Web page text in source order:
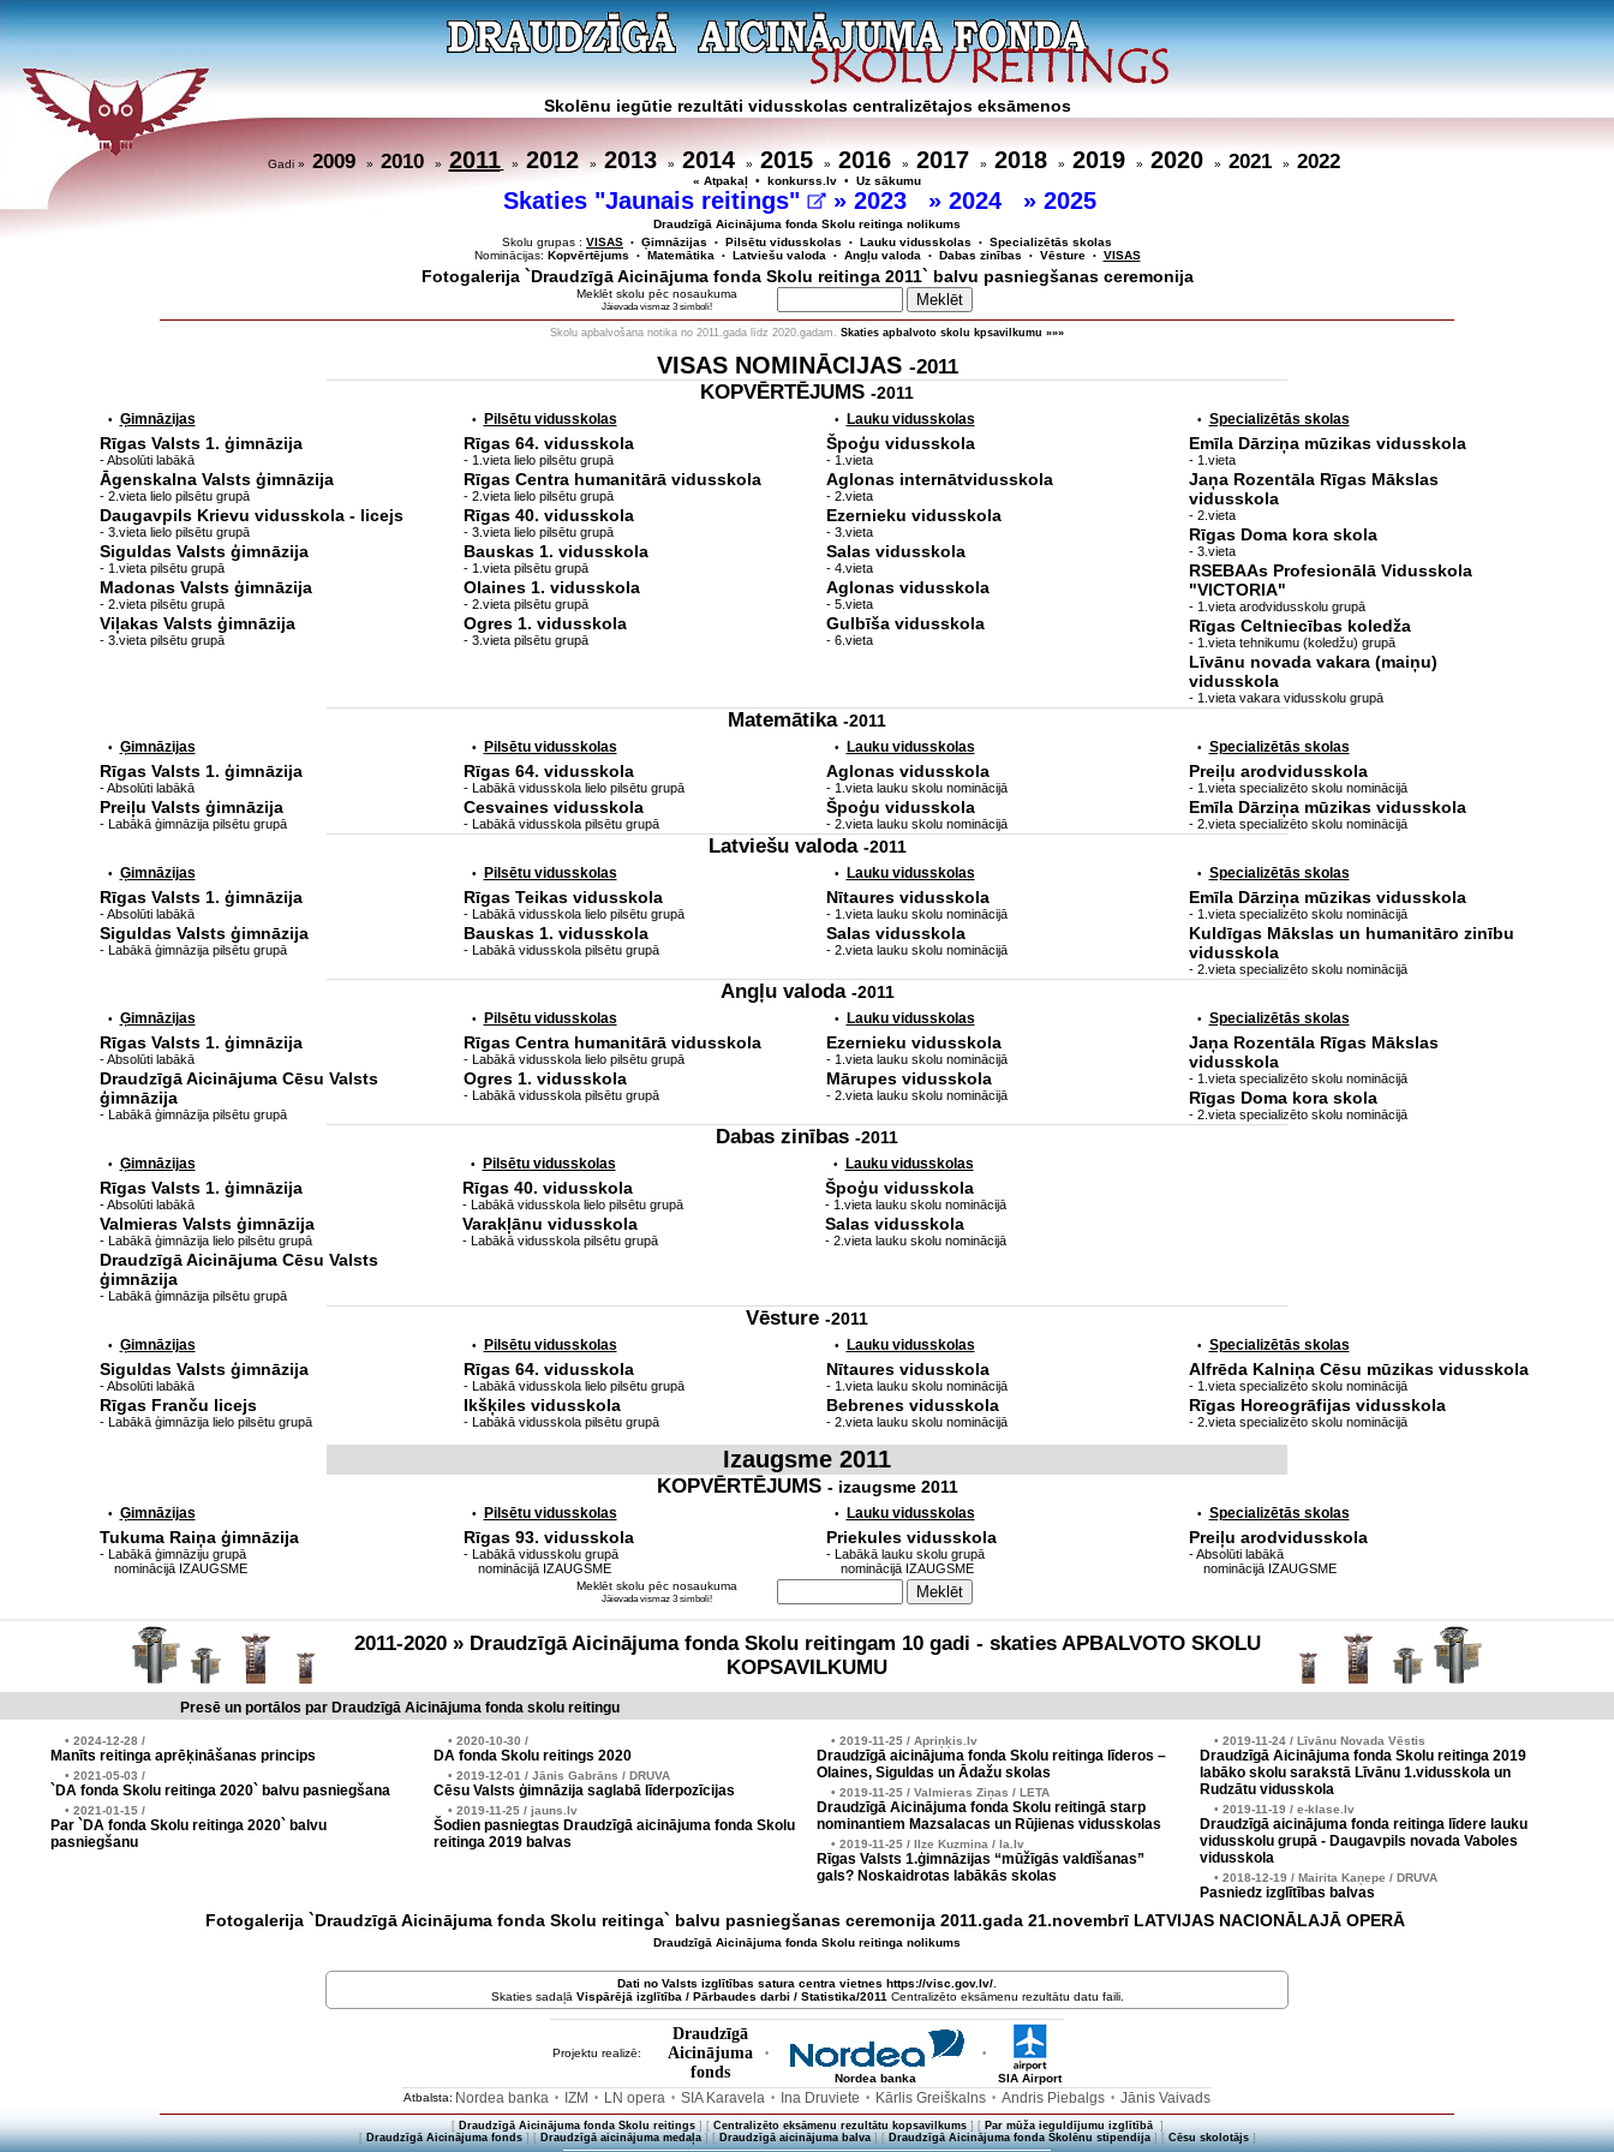
Skolēnu iegūtie rezultāti vidusskolas centralizētajos eksāmenos
Gadi » 2009 » 2010 » 2011 » 2012 » 2013 » 2014 » 2015 » 2016 » 2017 » 2018 » 2019 » 2020 » 2021 » 2022
« Atpakaļ • konkurss.lv • Uz sākumu
Skaties "Jaunais reitings" » 2023 » 2024 » 2025
Draudzīgā Aicinājuma fonda Skolu reitinga nolikums
Skolu grupas : VISAS • Ģimnāzijas • Pilsētu vidusskolas • Lauku vidusskolas • Specializētās skolas
Nominācijas: Kopvērtējums • Matemātika • Latviešu valoda • Angļu valoda • Dabas zinības • Vēsture • VISAS
Fotogalerija `Draudzīgā Aicinājuma fonda Skolu reitinga 2011` balvu pasniegšanas ceremonija
Meklēt skolu pēc nosaukuma
Jāievada vismaz 3 simboli!
Skolu apbalvošana notika no 2011.gada līdz 2020.gadam. Skaties apbalvoto skolu kpsavilkumu »»»
VISAS NOMINĀCIJAS -2011
KOPVĒRTĒJUMS -2011
• Ģimnāzijas
Rīgas Valsts 1. ģimnāzija
- Absolūti labākā
Āgenskalna Valsts ģimnāzija
- 2.vieta lielo pilsētu grupā
Daugavpils Krievu vidusskola - licejs
- 3.vieta lielo pilsētu grupā
Siguldas Valsts ģimnāzija
- 1.vieta pilsētu grupā
Madonas Valsts ģimnāzija
- 2.vieta pilsētu grupā
Viļakas Valsts ģimnāzija
- 3.vieta pilsētu grupā
• Pilsētu vidusskolas
Rīgas 64. vidusskola
- 1.vieta lielo pilsētu grupā
Rīgas Centra humanitārā vidusskola
- 2.vieta lielo pilsētu grupā
Rīgas 40. vidusskola
- 3.vieta lielo pilsētu grupā
Bauskas 1. vidusskola
- 1.vieta pilsētu grupā
Olaines 1. vidusskola
- 2.vieta pilsētu grupā
Ogres 1. vidusskola
- 3.vieta pilsētu grupā
• Lauku vidusskolas
Špoģu vidusskola
- 1.vieta
Aglonas internātvidusskola
- 2.vieta
Ezernieku vidusskola
- 3.vieta
Salas vidusskola
- 4.vieta
Aglonas vidusskola
- 5.vieta
Gulbīša vidusskola
- 6.vieta
• Specializētās skolas
Emīla Dārziņa mūzikas vidusskola
- 1.vieta
Jaņa Rozentāla Rīgas Mākslas
vidusskola
- 2.vieta
Rīgas Doma kora skola
- 3.vieta
RSEBAAs Profesionālā Vidusskola
"VICTORIA"
- 1.vieta arodvidusskolu grupā
Rīgas Celtniecības koledža
- 1.vieta tehnikumu (koledžu) grupā
Līvānu novada vakara (maiņu)
vidusskola
- 1.vieta vakara vidusskolu grupā
Matemātika -2011
• Ģimnāzijas
Rīgas Valsts 1. ģimnāzija
- Absolūti labākā
Preiļu Valsts ģimnāzija
- Labākā ģimnāzija pilsētu grupā
• Pilsētu vidusskolas
Rīgas 64. vidusskola
- Labākā vidusskola lielo pilsētu grupā
Cesvaines vidusskola
- Labākā vidusskola pilsētu grupā
• Lauku vidusskolas
Aglonas vidusskola
- 1.vieta lauku skolu nominācijā
Špoģu vidusskola
- 2.vieta lauku skolu nominācijā
• Specializētās skolas
Preiļu arodvidusskola
- 1.vieta specializēto skolu nominācijā
Emīla Dārziņa mūzikas vidusskola
- 2.vieta specializēto skolu nominācijā
Latviešu valoda -2011
• Ģimnāzijas
Rīgas Valsts 1. ģimnāzija
- Absolūti labākā
Siguldas Valsts ģimnāzija
- Labākā ģimnāzija pilsētu grupā
• Pilsētu vidusskolas
Rīgas Teikas vidusskola
- Labākā vidusskola lielo pilsētu grupā
Bauskas 1. vidusskola
- Labākā vidusskola pilsētu grupā
• Lauku vidusskolas
Nītaures vidusskola
- 1.vieta lauku skolu nominācijā
Salas vidusskola
- 2.vieta lauku skolu nominācijā
• Specializētās skolas
Emīla Dārziņa mūzikas vidusskola
- 1.vieta specializēto skolu nominācijā
Kuldīgas Mākslas un humanitāro zinību
vidusskola
- 2.vieta specializēto skolu nominācijā
Angļu valoda -2011
• Ģimnāzijas
Rīgas Valsts 1. ģimnāzija
- Absolūti labākā
Draudzīgā Aicinājuma Cēsu Valsts
ģimnāzija
- Labākā ģimnāzija pilsētu grupā
• Pilsētu vidusskolas
Rīgas Centra humanitārā vidusskola
- Labākā vidusskola lielo pilsētu grupā
Ogres 1. vidusskola
- Labākā vidusskola pilsētu grupā
• Lauku vidusskolas
Ezernieku vidusskola
- 1.vieta lauku skolu nominācijā
Mārupes vidusskola
- 2.vieta lauku skolu nominācijā
• Specializētās skolas
Jaņa Rozentāla Rīgas Mākslas
vidusskola
- 1.vieta specializēto skolu nominācijā
Rīgas Doma kora skola
- 2.vieta specializēto skolu nominācijā
Dabas zinības -2011
• Ģimnāzijas
Rīgas Valsts 1. ģimnāzija
- Absolūti labākā
Valmieras Valsts ģimnāzija
- Labākā ģimnāzija lielo pilsētu grupā
Draudzīgā Aicinājuma Cēsu Valsts
ģimnāzija
- Labākā ģimnāzija pilsētu grupā
• Pilsētu vidusskolas
Rīgas 40. vidusskola
- Labākā vidusskola lielo pilsētu grupā
Varakļānu vidusskola
- Labākā vidusskola pilsētu grupā
• Lauku vidusskolas
Špoģu vidusskola
- 1.vieta lauku skolu nominācijā
Salas vidusskola
- 2.vieta lauku skolu nominācijā
Vēsture -2011
• Ģimnāzijas
Siguldas Valsts ģimnāzija
- Absolūti labākā
Rīgas Franču licejs
- Labākā ģimnāzija lielo pilsētu grupā
• Pilsētu vidusskolas
Rīgas 64. vidusskola
- Labākā vidusskola lielo pilsētu grupā
Ikšķiles vidusskola
- Labākā vidusskola pilsētu grupā
• Lauku vidusskolas
Nītaures vidusskola
- 1.vieta lauku skolu nominācijā
Bebrenes vidusskola
- 2.vieta lauku skolu nominācijā
• Specializētās skolas
Alfrēda Kalniņa Cēsu mūzikas vidusskola
- 1.vieta specializēto skolu nominācijā
Rīgas Horeogrāfijas vidusskola
- 2.vieta specializēto skolu nominācijā
Izaugsme 2011
KOPVĒRTĒJUMS - izaugsme 2011
• Ģimnāzijas
Tukuma Raiņa ģimnāzija
- Labākā ģimnāziju grupā
nominācijā IZAUGSME
• Pilsētu vidusskolas
Rīgas 93. vidusskola
- Labākā vidusskolu grupā
nominācijā IZAUGSME
• Lauku vidusskolas
Priekules vidusskola
- Labākā lauku skolu grupā
nominācijā IZAUGSME
• Specializētās skolas
Preiļu arodvidusskola
- Absolūti labākā
nominācijā IZAUGSME
Meklēt skolu pēc nosaukuma
Jāievada vismaz 3 simboli!
2011-2020 » Draudzīgā Aicinājuma fonda Skolu reitingam 10 gadi - skaties APBALVOTO SKOLU
KOPSAVILKUMU
Presē un portālos par Draudzīgā Aicinājuma fonda skolu reitingu
• 2024-12-28 /
Manīts reitinga aprēķināšanas princips
• 2021-05-03 /
`DA fonda Skolu reitinga 2020` balvu pasniegšana
• 2021-01-15 /
Par `DA fonda Skolu reitinga 2020` balvu
pasniegšanu
• 2020-10-30 /
DA fonda Skolu reitings 2020
• 2019-12-01 / Jānis Gabrāns / DRUVA
Cēsu Valsts ģimnāzija saglabā līderpozīcijas
• 2019-11-25 / jauns.lv
Šodien pasniegtas Draudzīgā aicinājuma fonda Skolu
reitinga 2019 balvas
• 2019-11-25 / Apriņķis.lv
Draudzīgā aicinājuma fonda Skolu reitinga līderos –
Olaines, Siguldas un Ādažu skolas
• 2019-11-25 / Valmieras Ziņas / LETA
Draudzīgā Aicinājuma fonda Skolu reitingā starp
nominantiem Mazsalacas un Rūjienas vidusskolas
• 2019-11-25 / Ilze Kuzmina / la.lv
Rīgas Valsts 1.ģimnāzijas “mūžīgās valdīšanas”
gals? Noskaidrotas labākās skolas
• 2019-11-24 / Līvānu Novada Vēstis
Draudzīgā Aicinājuma fonda Skolu reitinga 2019
labāko skolu sarakstā Līvānu 1.vidusskola un
Rudzātu vidusskola
• 2019-11-19 / e-klase.lv
Draudzīgā aicinājuma fonda reitinga līdere lauku
vidusskolu grupā - Daugavpils novada Vaboles
vidusskola
• 2018-12-19 / Mairita Kaņepe / DRUVA
Pasniedz izglītības balvas
Fotogalerija `Draudzīgā Aicinājuma fonda Skolu reitinga` balvu pasniegšanas ceremonija 2011.gada 21.novembrī LATVIJAS NACIONĀLAJĀ OPERĀ
Draudzīgā Aicinājuma fonda Skolu reitinga nolikums
Dati no Valsts izglītības satura centra vietnes https://visc.gov.lv/
Skaties sadaļā Vispārējā izglītība / Pārbaudes darbi / Statistika/2011 Centralizēto eksāmenu rezultātu datu faili.
Projektu realizē:
Draudzīgā
Aicinājuma
fonds
•
Nordea banka
•
SIA Airport
Atbalsta: Nordea banka • IZM • LN opera • SIA Karavela • Ina Druviete • Kārlis Greiškalns • Andris Piebalgs • Jānis Vaivads
[ Draudzīgā Aicinājuma fonda Skolu reitings] [ Centralizēto eksāmenu rezultātu kopsavilkums] [ Par mūža ieguldījumu izglītībā ]
[Draudzīgā Aicinājuma fonds] [Draudzīgā aicinājuma medaļa] [Draudzīgā aicinājuma balva] [Draudzīgā Aicinājuma fonda Skolēnu stipendija] [Cēsu skolotājs]